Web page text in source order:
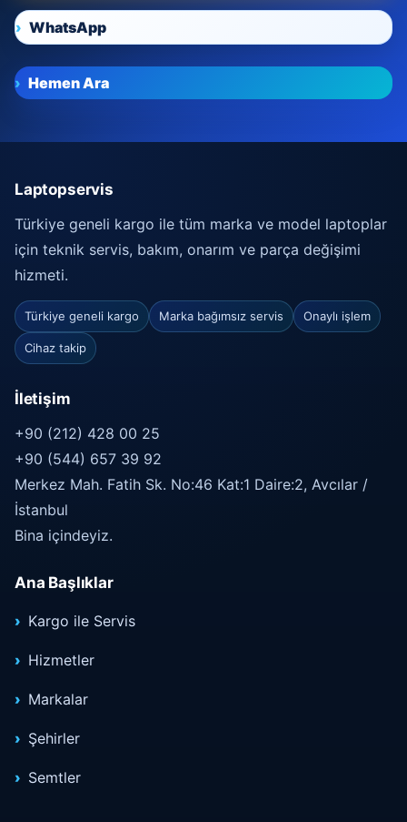
WhatsApp
Hemen Ara
Laptopservis
Türkiye geneli kargo ile tüm marka ve model laptoplar
için teknik servis, bakım, onarım ve parça değişimi
hizmeti.
Türkiye geneli kargo Marka bağımsız servis Onaylı işlem
Cihaz takip
İletişim
+90 (212) 428 00 25
+90 (544) 657 39 92
Merkez Mah. Fatih Sk. No:46 Kat:1 Daire:2, Avcılar /
İstanbul
Bina içindeyiz.
Ana Başlıklar
Kargo ile Servis
Hizmetler
Markalar
Şehirler
Semtler